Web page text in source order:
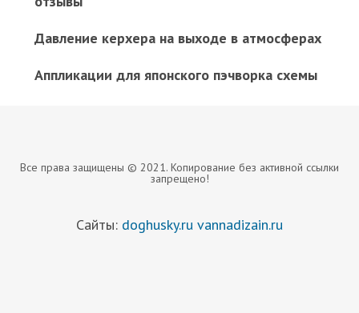
Давление керхера на выходе в атмосферах
Аппликации для японского пэчворка схемы
Все права защищены © 2021. Копирование без активной ссылки
запрещено!
Сайты: doghusky.ru vannadizain.ru